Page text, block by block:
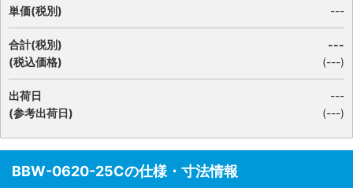
単価(税別) ---
合計(税別)
(税込価格)
---
(---)
出荷日
(参考出荷日)
---
(---)
BBW-0620-25Cの仕様・寸法情報